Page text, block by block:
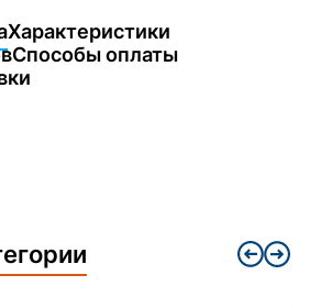
Характеристики
Способы оплаты